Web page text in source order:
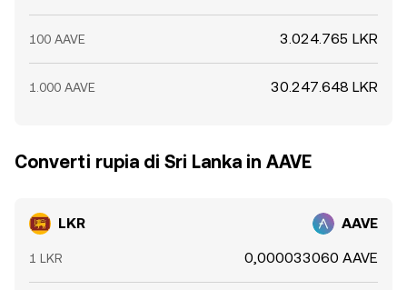
100 AAVE 3.024.765 LKR
1.000 AAVE 30.247.648 LKR
Converti rupia di Sri Lanka in AAVE
LKR AAVE
1 LKR 0,000033060 AAVE